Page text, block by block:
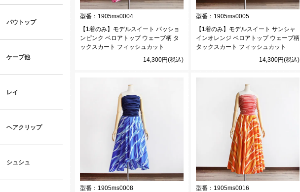
型番： 1905ms0004
【1着のみ】モデルスイート パッショ
ンピンク ベロアトップ ウェーブ柄 タ
ックスカート フィッシュカット
14,300円(税込)
型番： 1905ms0005
【1着のみ】モデルスイート サンシャ
インオレンジ ベロアトップ ウェーブ柄
タックスカート フィッシュカット
14,300円(税込)
型番： 1905ms0008
型番： 1905ms0016
パウトップ
ケープ他
レイ
ヘアクリップ
シュシュ